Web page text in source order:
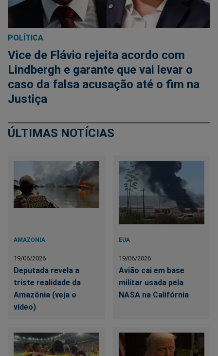
POLÍTICA
Vice de Flávio rejeita acordo com
Lindbergh e garante que vai levar o
caso da falsa acusação até o fim na
Justiça
ÚLTIMAS NOTÍCIAS
AMAZONIA
19/06/2026
Deputada revela a
triste realidade da
Amazônia (veja o
vídeo)
EUA
19/06/2026
Avião cai em base
militar usada pela
NASA na Califórnia